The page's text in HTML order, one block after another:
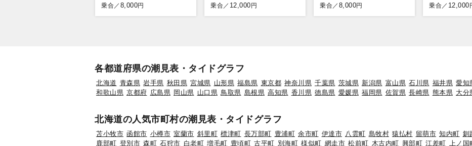
乗合／ 8,000円 乗合／ 12,000円 乗合／ 8,000円 乗合／ 12,000
各都道府県の潮見表・タイドグラフ
北海道 青森県 岩手県 秋田県 宮城県 山形県 福島県 東京都 神奈川県 千葉県 茨城県 新潟県 富山県 石川県 福井県 愛知
和歌山県 京都府 広島県 岡山県 山口県 鳥取県 島根県 高知県 香川県 徳島県 愛媛県 福岡県 佐賀県 長崎県 熊本県 大分
北海道の人気市町村の潮見表・タイドグラフ
苫小牧市 函館市 小樽市 室蘭市 斜里町 標津町 長万部町 豊浦町 余市町 伊達市 八雲町 島牧村 猿払村 留萌市 知内町 釧
鹿部町 登別市 森町 石狩市 白老町 増毛町 豊頃町 古平町 別海町 様似町 網走市 松前町 木古内町 興部町 江差町 上ノ国